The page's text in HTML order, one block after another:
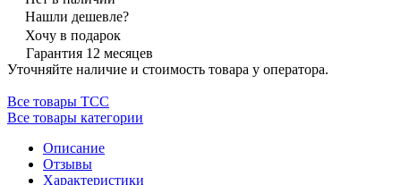
Нашли дешевле?
Хочу в подарок
Гарантия 12 месяцев
Уточняйте наличие и стоимость товара у оператора.
Все товары ТСС
Все товары категории
Описание
Отзывы
Характеристики